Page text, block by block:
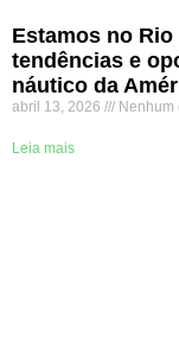
Estamos no
tendências e
náutico da
abril 13, 2026 Nenhum
Leia mais